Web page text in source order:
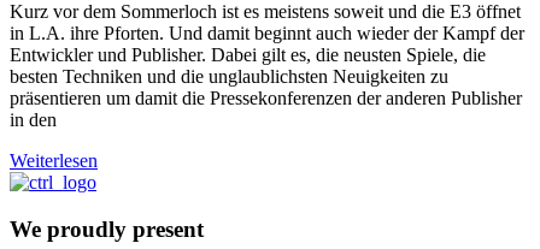
Kurz vor dem Sommerloch ist es meistens soweit und die E3 öffnet
in L.A. ihre Pforten. Und damit beginnt auch wieder der Kampf der
Entwickler und Publisher. Dabei gilt es, die neusten Spiele, die
besten Techniken und die unglaublichsten Neuigkeiten zu
präsentieren um damit die Pressekonferenzen der anderen Publisher
in den
Weiterlesen
We proudly present